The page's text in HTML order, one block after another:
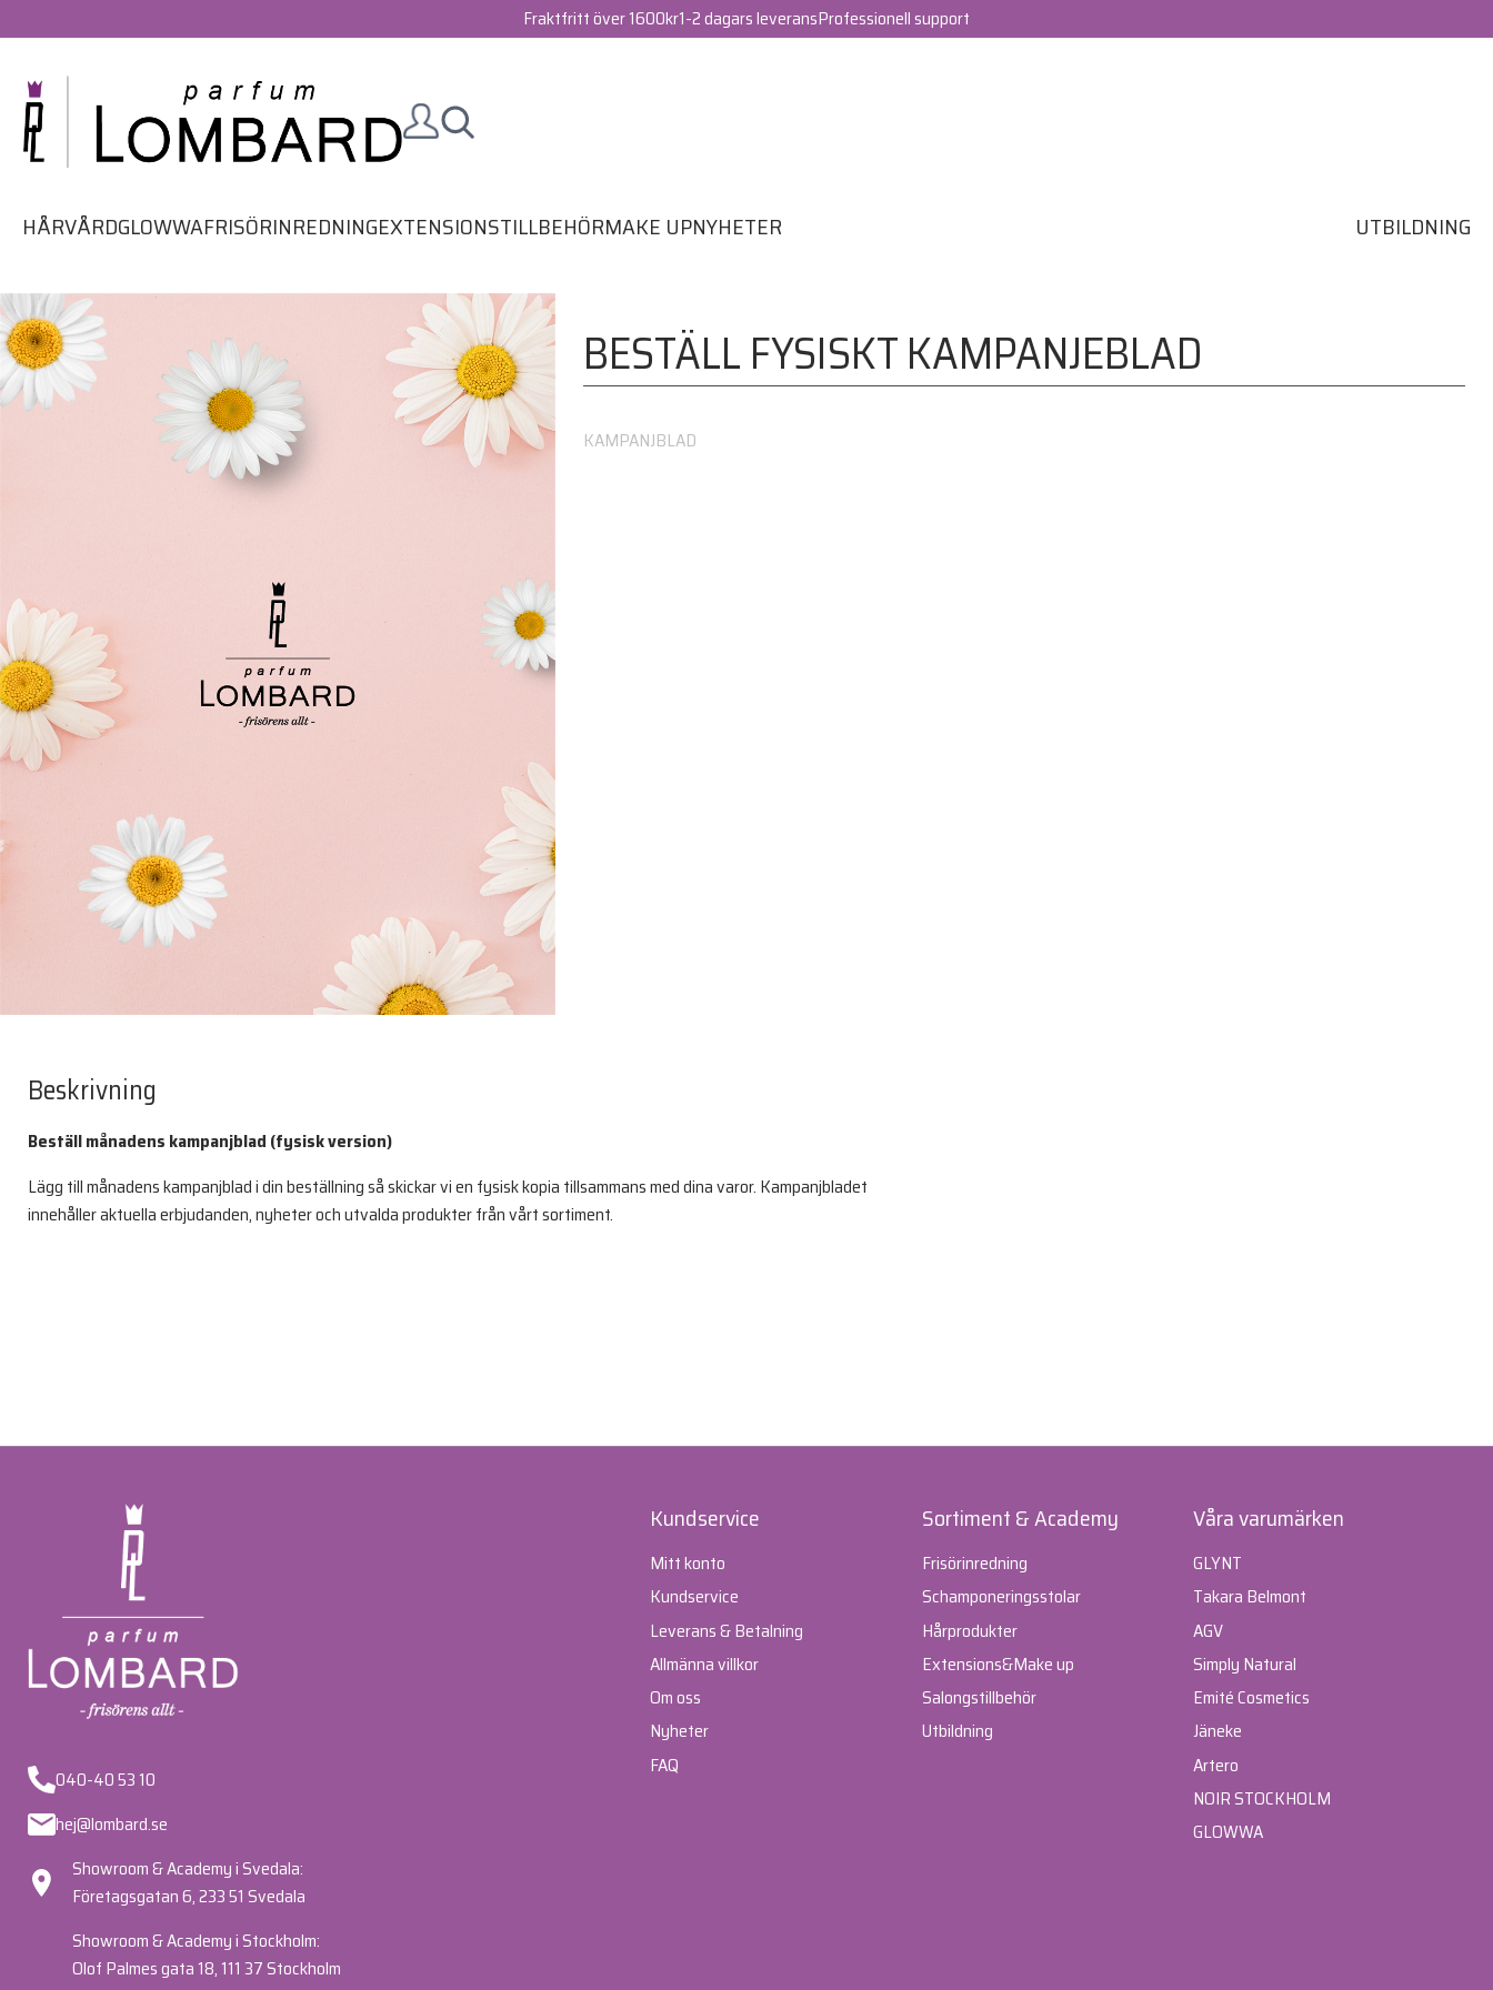
Fraktfritt över 1600kr1-2 dagars leveransProfessionell support
HÅRVÅRDGLOWWAFRISÖRINREDNINGEXTENSIONSTILLBEHÖRMAKE UPNYHETER UTBILDNING
BESTÄLL FYSISKT KAMPANJEBLAD
KAMPANJBLAD
Beskrivning
Beställ månadens kampanjblad (fysisk version)
Lägg till månadens kampanjblad i din beställning så skickar vi en fysisk kopia tillsammans med dina varor. Kampanjbladet
innehåller aktuella erbjudanden, nyheter och utvalda produkter från vårt sortiment.
040-40 53 10
hej@lombard.se
Showroom & Academy i Svedala:
Företagsgatan 6, 233 51 Svedala
Showroom & Academy i Stockholm:
Olof Palmes gata 18, 111 37 Stockholm
Kundservice
Mitt konto
Kundservice
Leverans & Betalning
Allmänna villkor
Om oss
Nyheter
FAQ
Sortiment & Academy
Frisörinredning
Schamponeringsstolar
Hårprodukter
Extensions&Make up
Salongstillbehör
Utbildning
Våra varumärken
GLYNT
Takara Belmont
AGV
Simply Natural
Emité Cosmetics
Jäneke
Artero
NOIR STOCKHOLM
GLOWWA